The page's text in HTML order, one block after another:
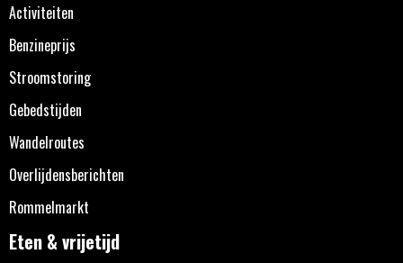
Activiteiten
Benzineprijs
Stroomstoring
Gebedstijden
Wandelroutes
Overlijdensberichten
Rommelmarkt
Eten & vrijetijd